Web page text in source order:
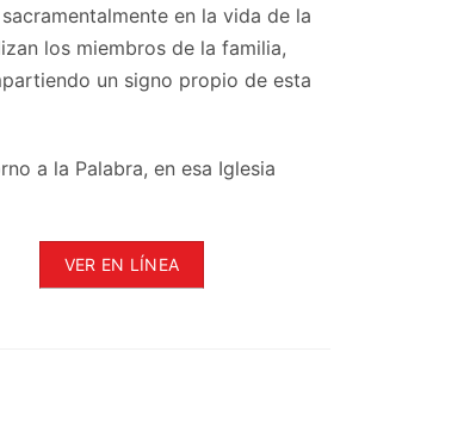
en la vida de la
los miembros de la familia,
un signo propio de esta
a la Palabra, en esa Iglesia
VER EN LÍNEA